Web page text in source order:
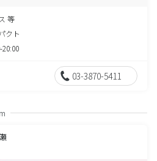
等
クト
20:00
03-3870-5411